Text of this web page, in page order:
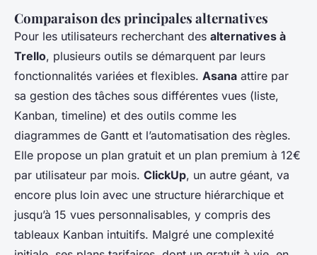
Comparaison des principales alternatives
Pour les utilisateurs recherchant des alternatives à
Trello, plusieurs outils se démarquent par leurs
fonctionnalités variées et flexibles. Asana attire par
sa gestion des tâches sous différentes vues (liste,
Kanban, timeline) et des outils comme les
diagrammes de Gantt et l’automatisation des règles.
Elle propose un plan gratuit et un plan premium à 12€
par utilisateur par mois. ClickUp, un autre géant, va
encore plus loin avec une structure hiérarchique et
jusqu’à 15 vues personnalisables, y compris des
tableaux Kanban intuitifs. Malgré une complexité